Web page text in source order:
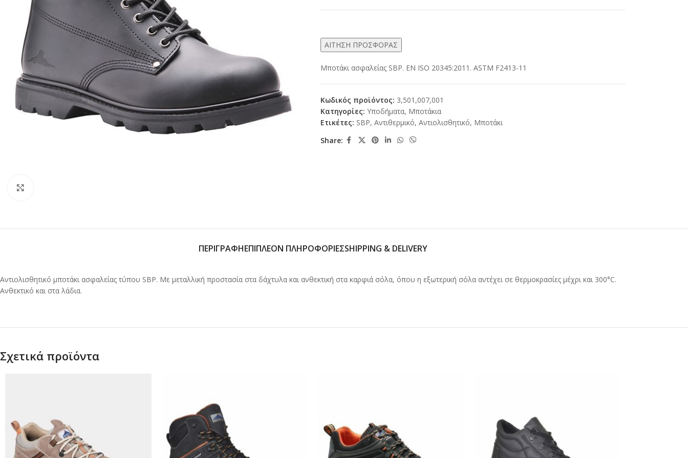
ΑΙΤΗΣΗ ΠΡΟΣΦΟΡΑΣ
Μποτάκι ασφαλείας SBP. EN ISO 20345:2011. ASTM F2413-11
Κωδικός προϊόντος: 3,501,007,001
Κατηγορίες: Υποδήματα, Μποτάκια
Ετικέτες: SBP, Αντιθερμικό, Αντιολισθητικό, Μποτάκι
Share:
ΠΕΡΙΓΡΑΦΉΕΠΙΠΛΈΟΝ ΠΛΗΡΟΦΟΡΊΕΣSHIPPING & DELIVERY
Αντιολισθητικό μποτάκι ασφαλείας τύπου SBP. Με μεταλλική προστασία στα δάχτυλα και ανθεκτική στα καρφιά σόλα, όπου η εξωτερική σόλα αντέχει σε θερμοκρασίες μέχρι και 300°C.
Ανθεκτικό και στα λάδια.
Σχετικά προϊόντα